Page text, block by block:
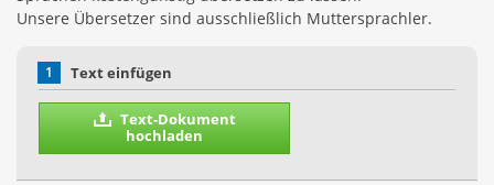
Internet-Shops
Unsere Übersetzer sind ausschließlich Muttersprachler.
1 Text einfügen
Text-Dokument
hochladen